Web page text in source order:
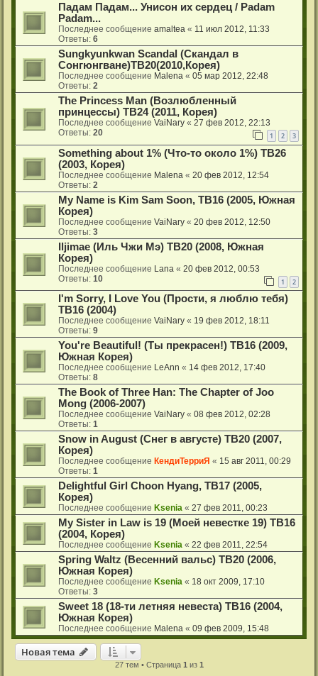
Падам Падам... Унисон их сердец / Padam
Padam...
Последнее сообщение amaltea « 11 июл 2012, 11:33
Ответы: 6
Sungkyunkwan Scandal (Скандал в
Сонгюнгване)ТВ20(2010,Корея)
Последнее сообщение Malena « 05 мар 2012, 22:48
Ответы: 2
The Princess Man (Возлюбленный
принцессы) ТВ24 (2011, Корея)
Последнее сообщение VaiNary « 27 фев 2012, 22:13
Ответы: 20 1 2 3
Something about 1% (Что-то около 1%) ТВ26
(2003, Корея)
Последнее сообщение Malena « 20 фев 2012, 12:54
Ответы: 2
My Name is Kim Sam Soon, ТВ16 (2005, Южная
Корея)
Последнее сообщение VaiNary « 20 фев 2012, 12:50
Ответы: 3
Iljimae (Иль Чжи Мэ) ТВ20 (2008, Южная
Корея)
Последнее сообщение Lana « 20 фев 2012, 00:53
Ответы: 10 1 2
I'm Sorry, I Love You (Прости, я люблю тебя)
ТВ16 (2004)
Последнее сообщение VaiNary « 19 фев 2012, 18:11
Ответы: 9
You're Beautiful! (Ты прекрасен!) ТВ16 (2009,
Южная Корея)
Последнее сообщение LeAnn « 14 фев 2012, 17:40
Ответы: 8
The Book of Three Han: The Chapter of Joo
Mong (2006-2007)
Последнее сообщение VaiNary « 08 фев 2012, 02:28
Ответы: 1
Snow in August (Снег в августе) ТВ20 (2007,
Корея)
Последнее сообщение КендиТерриЯ « 15 авг 2011, 00:29
Ответы: 1
Delightful Girl Choon Hyang, ТВ17 (2005,
Корея)
Последнее сообщение Ksenia « 27 фев 2011, 00:23
My Sister in Law is 19 (Моей невестке 19) ТВ16
(2004, Корея)
Последнее сообщение Ksenia « 22 фев 2011, 22:54
Spring Waltz (Весенний вальс) ТВ20 (2006,
Южная Корея)
Последнее сообщение Ksenia « 18 окт 2009, 17:10
Ответы: 3
Sweet 18 (18-ти летняя невеста) ТВ16 (2004,
Южная Корея)
Последнее сообщение Malena « 09 фев 2009, 15:48
Новая тема
27 тем • Страница 1из 1